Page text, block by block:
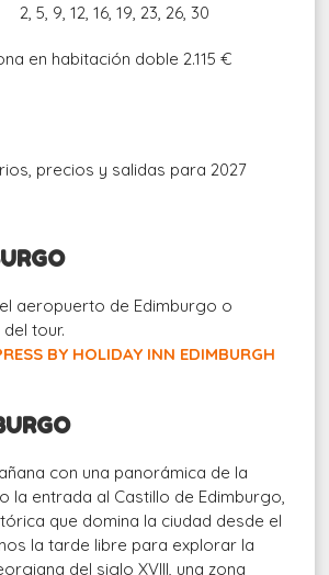
12, 16, 19, 23, 26, 30
en habitación doble2.115 €
precios y salidas para 2027
aeropuerto de Edimburgo o
tour.
BY HOLIDAY INN EDIMBURGH
con una panorámica de la
la entrada al Castillo de Edimburgo,
que domina la ciudad desde el
la tarde libre para explorar la
del siglo XVIII, una zona